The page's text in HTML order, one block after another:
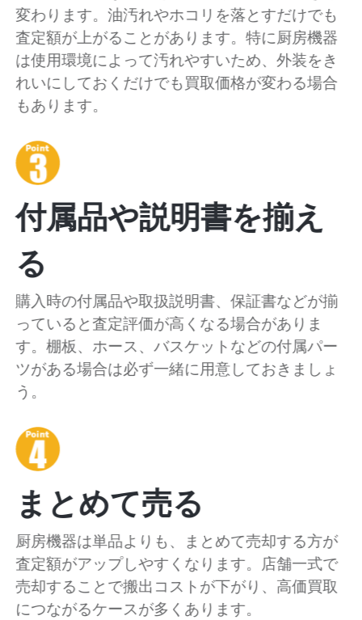
変わります。油汚れやホコリを落とすだけでも
査定額が上がることがあります。特に厨房機器
は使用環境によって汚れやすいため、外装をき
れいにしておくだけでも買取価格が変わる場合
もあります。
付属品や説明書を揃え
る
購入時の付属品や取扱説明書、保証書などが揃
っていると査定評価が高くなる場合がありま
す。棚板、ホース、バスケットなどの付属パー
ツがある場合は必ず一緒に用意しておきましょ
う。
まとめて売る
厨房機器は単品よりも、まとめて売却する方が
査定額がアップしやすくなります。店舗一式で
売却することで搬出コストが下がり、高価買取
につながるケースが多くあります。